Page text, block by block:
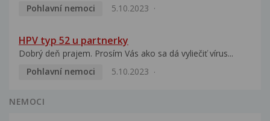
Pohlavní nemoci
5.10.2023
HPV typ 52 u partnerky
Dobrý deň prajem. Prosím Vás ako sa dá vyliečiť vírus...
Pohlavní nemoci
5.10.2023
NEMOCI